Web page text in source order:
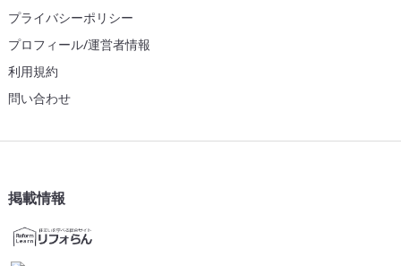
プライバシーポリシー
プロフィール/運営者情報
利用規約
問い合わせ
掲載情報